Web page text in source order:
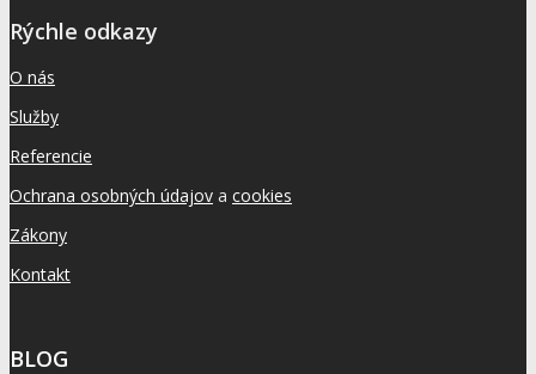
Rýchle odkazy
O nás
Služby
Referencie
Ochrana osobných údajov a cookies
Zákony
Kontakt
BLOG